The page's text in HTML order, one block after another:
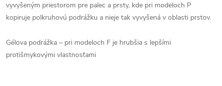
vyvyšeným priestorom pre palec a prsty, kde pri modeloch P
kopiruje polkruhovú podrážku a nieje tak vyvyšená v oblasti prstov.
Gélova podrážka – pri modeloch F je hrubšia s lepšími
protišmykovými vlastnosťami